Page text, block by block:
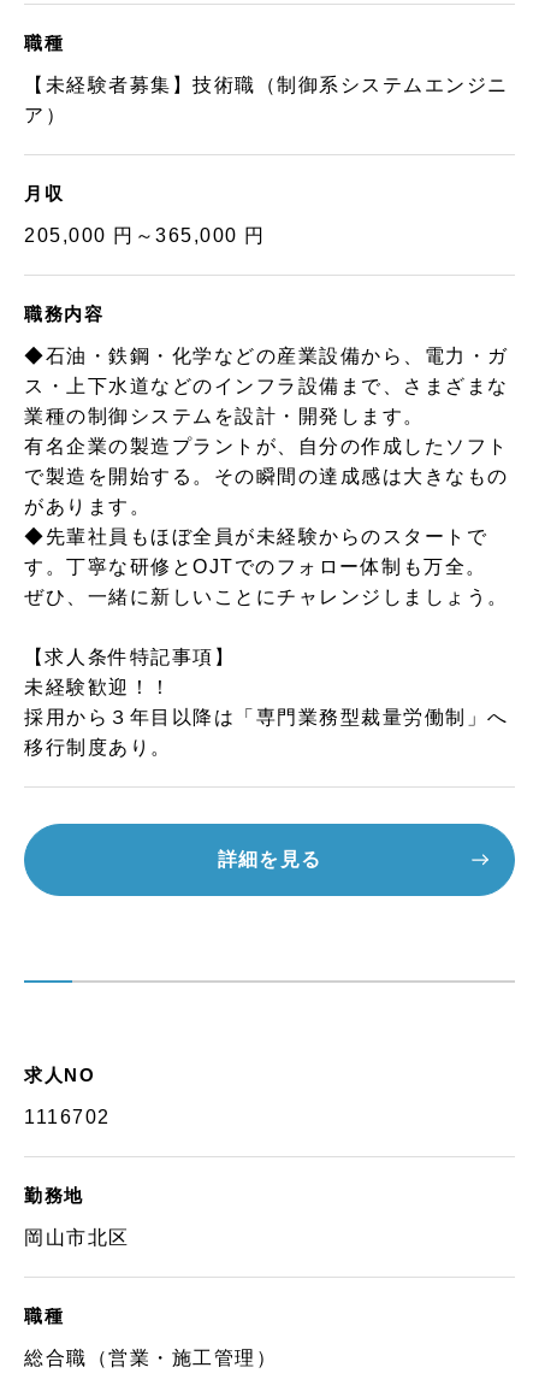
職種
【未経験者募集】技術職（制御系システムエンジニ
ア）
月収
205,000 円～365,000 円
職務内容
◆石油・鉄鋼・化学などの産業設備から、電力・ガ
ス・上下水道などのインフラ設備まで、さまざまな
業種の制御システムを設計・開発します。
有名企業の製造プラントが、自分の作成したソフト
で製造を開始する。その瞬間の達成感は大きなもの
があります。
◆先輩社員もほぼ全員が未経験からのスタートで
す。丁寧な研修とOJTでのフォロー体制も万全。
ぜひ、一緒に新しいことにチャレンジしましょう。
【求人条件特記事項】
未経験歓迎！！
採用から３年目以降は「専門業務型裁量労働制」へ
移行制度あり。
詳細を見る
求人NO
1116702
勤務地
岡山市北区
職種
総合職（営業・施工管理）